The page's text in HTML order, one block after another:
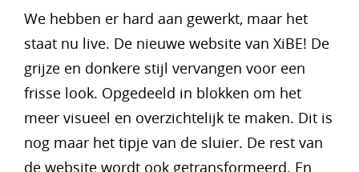
We hebben er hard aan gewerkt, maar het
staat nu live. De nieuwe website van XiBE! De
grijze en donkere stijl vervangen voor een
frisse look. Opgedeeld in blokken om het
meer visueel en overzichtelijk te maken. Dit is
nog maar het tipje van de sluier. De rest van
de website wordt ook getransformeerd. En